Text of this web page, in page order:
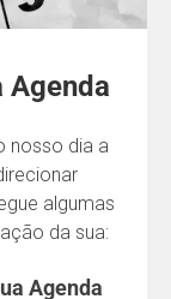
Agenda
nosso dia a
algumas
da sua:
Agenda